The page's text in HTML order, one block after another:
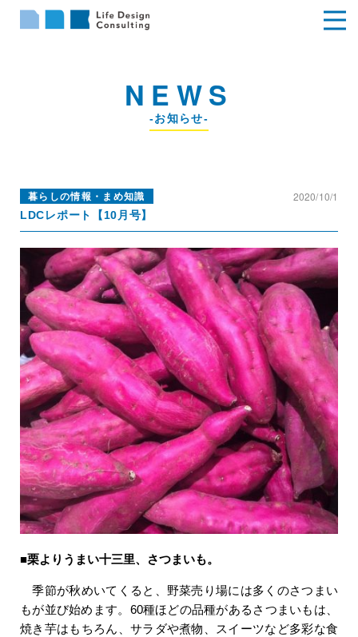
NEWS
-お知らせ-
暮らしの情報・まめ知識 2020/10/1
LDCレポート【10月号】
■栗よりうまい十三里、さつまいも。
季節が秋めいてくると、野菜売り場には多くのさつまい
もが並び始めます。60種ほどの品種があるさつまいもは、
焼き芋はもちろん、サラダや煮物、スイーツなど多彩な食